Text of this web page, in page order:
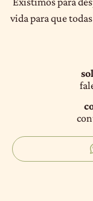
vida para que